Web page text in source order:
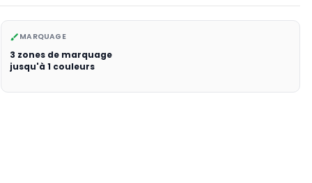
brush MARQUAGE
3 zones de marquage
jusqu'à 1 couleurs